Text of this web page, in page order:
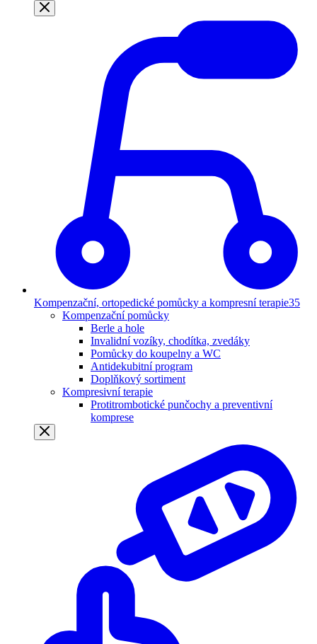
Kompenzační, ortopedické pomůcky a kompresní terapie35
Kompenzační pomůcky
Berle a hole
Invalidní vozíky, chodítka, zvedáky
Pomůcky do koupelny a WC
Antidekubitní program
Doplňkový sortiment
Kompresivní terapie
Protitrombotické punčochy a preventivní
komprese